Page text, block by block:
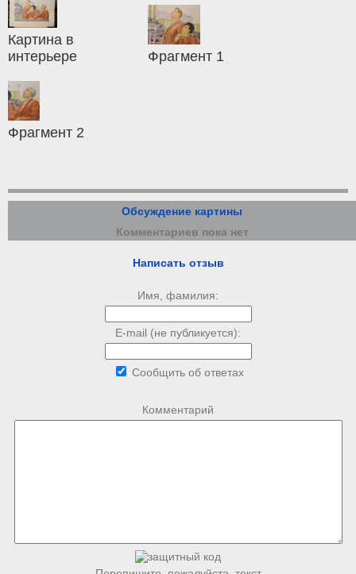
Картина в
интерьере
Фрагмент 1
Фрагмент 2
Обсуждение картины
Комментариев пока нет
Написать отзыв
Имя, фамилия:
E-mail (не публикуется):
Сообщить об ответах
Комментарий